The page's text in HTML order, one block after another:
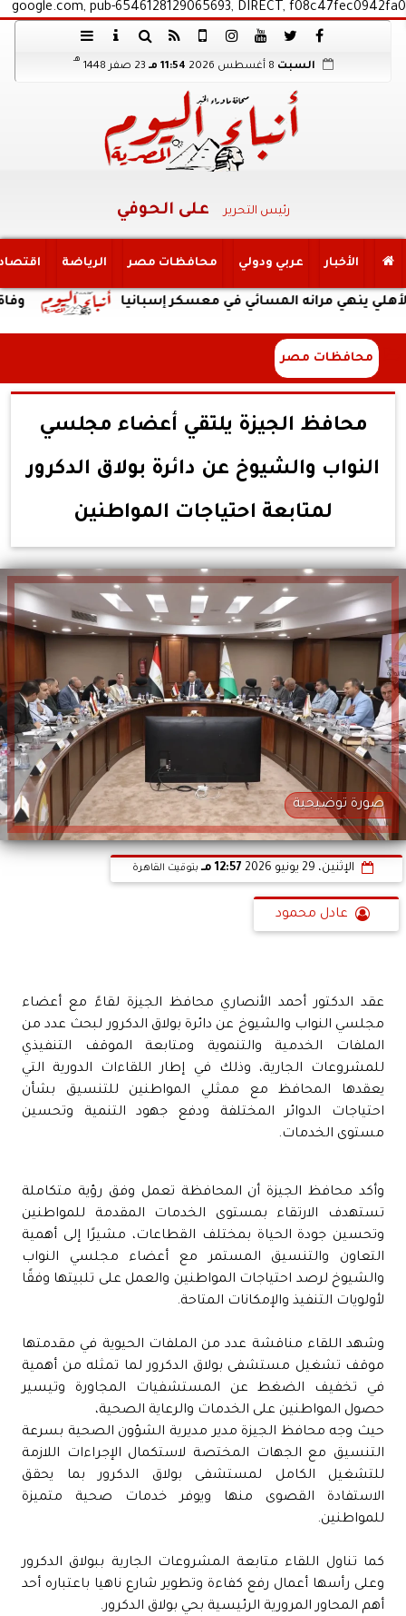
google.com, pub-6546128129065693, DIRECT, f08c47fec0942fa0
السبت 11:54 مـ 23 صفر 1448
هـ
رئيس التحرير على الحوفي
الأخبار عربي ودولي محافظات مصر الرياضة
وفاة والد مرانه المسائي في معسكر إسبانيا
محافظات مصر
محافظ الجيزة يلتقي أعضاء مجلسي
النواب والشيوخ عن دائرة بولاق الدكرور
لمتابعة احتياجات المواطنين
صورة توضيحية
الإثنين، 29 يونيو 2026 12:57 مـ بتوقيت القاهرة
عادل محمود
عقد الدكتور أحمد الأنصاري محافظ الجيزة لقاءً مع أعضاء
مجلسي النواب والشيوخ عن دائرة بولاق الدكرور لبحث عدد من
الملفات الخدمية والتنموية ومتابعة الموقف التنفيذي
للمشروعات الجارية، وذلك في إطار اللقاءات الدورية التي
يعقدها المحافظ مع ممثلي المواطنين للتنسيق بشأن
احتياجات الدوائر المختلفة ودفع جهود التنمية وتحسين
مستوى الخدمات.
وأكد محافظ الجيزة أن المحافظة تعمل وفق رؤية متكاملة
تستهدف الارتقاء بمستوى الخدمات المقدمة للمواطنين
وتحسين جودة الحياة بمختلف القطاعات، مشيرًا إلى أهمية
التعاون والتنسيق المستمر مع أعضاء مجلسي النواب
والشيوخ لرصد احتياجات المواطنين والعمل على تلبيتها وفقًا
لأولويات التنفيذ والإمكانات المتاحة.
وشهد اللقاء مناقشة عدد من الملفات الحيوية في مقدمتها
موقف تشغيل مستشفى بولاق الدكرور لما تمثله من أهمية
في تخفيف الضغط عن المستشفيات المجاورة وتيسير
حصول المواطنين على الخدمات والرعاية الصحية،
حيث وجه محافظ الجيزة مدير مديرية الشؤون الصحية بسرعة
التنسيق مع الجهات المختصة لاستكمال الإجراءات اللازمة
للتشغيل الكامل لمستشفى بولاق الدكرور بما يحقق
الاستفادة القصوى منها ويوفر خدمات صحية متميزة
للمواطنين.
كما تناول اللقاء متابعة المشروعات الجارية ببولاق الدكرور
وعلى رأسها أعمال رفع كفاءة وتطوير شارع ناهيا باعتباره أحد
أهم المحاور المرورية الرئيسية بحي بولاق الدكرور.